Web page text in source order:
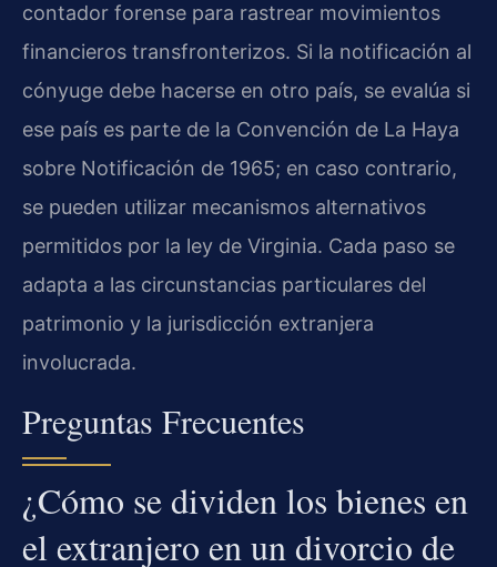
contador forense para rastrear movimientos
financieros transfronterizos. Si la notificación al
cónyuge debe hacerse en otro país, se evalúa si
ese país es parte de la Convención de La Haya
sobre Notificación de 1965; en caso contrario,
se pueden utilizar mecanismos alternativos
permitidos por la ley de Virginia. Cada paso se
adapta a las circunstancias particulares del
patrimonio y la jurisdicción extranjera
involucrada.
Preguntas Frecuentes
¿Cómo se dividen los bienes en
el extranjero en un divorcio de